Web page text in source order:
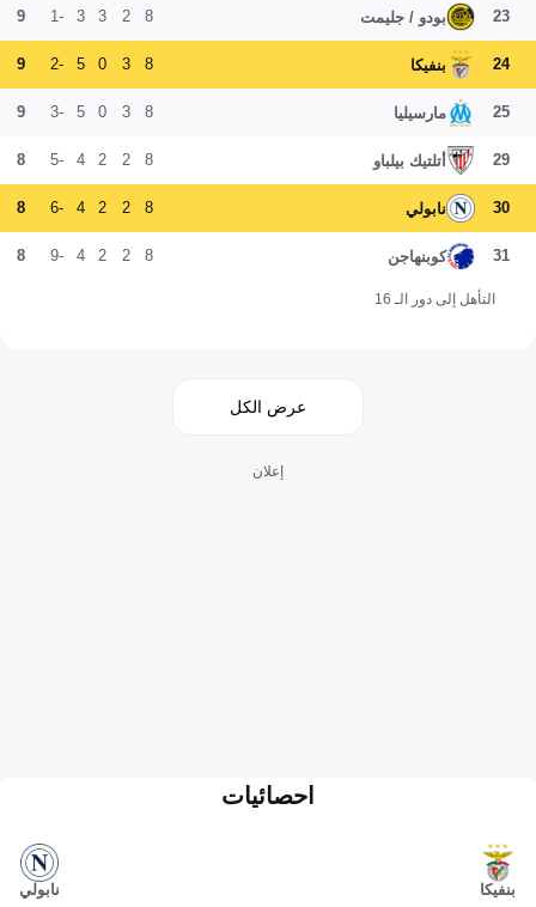
23 بودو / جليمت 8
2
3
3
-1
9
24 بنفيكا 8
3
0
5
-2
9
25 مارسيليا 8
3
0
5
-3
9
29 أتلتيك بيلباو 8
2
2
4
-5
8
30 نابولي 8
2
2
4
-6
8
31 كوبنهاجن 8
2
2
4
-9
8
التأهل إلى دور الـ 16
عرض الكل
إعلان
بنفيكا
احصائيات
نابولي